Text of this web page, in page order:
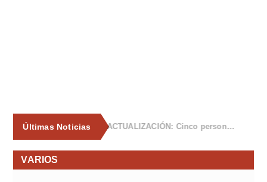
Últimas Noticias La Asociación de Vecinos de Tiñana propone al Ayuntamiento medidas para frenar los vertidos incontrolados de enseres
VARIOS